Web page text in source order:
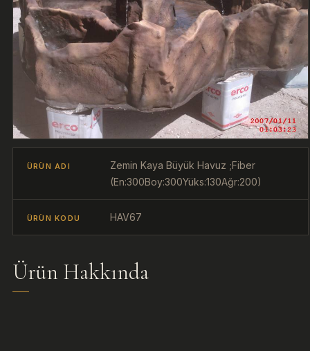
ÜRÜN ADI
Zemin Kaya Büyük Havuz ;Fiber
(En:300Boy:300Yüks:130Ağr:200)
ÜRÜN KODU HAV67
Ürün Hakkında